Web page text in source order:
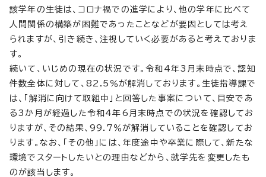
該学年の生徒は、コロナ禍での進学により、他の学年に比べて
人間関係の構築が困難であったことなどが要因としては考え
られますが、引き続き、注視していく必要があると考えておりま
す。
続いて、いじめの現在の状況です。令和4年3月末時点で、認知
件数全体に対して、82.5％が解消しております。生徒指導課で
は、「解消に向けて取組中」と回答した事案について、目安であ
る3か月が経過した令和4年6月末時点での状況を確認してお
りますが、その結果、99.7％が解消していることを確認してお
ります。なお、「その他」には、年度途中や卒業に際して、新たな
環境でスタートしたいとの理由などから、就学先を変更したも
のが該当します。